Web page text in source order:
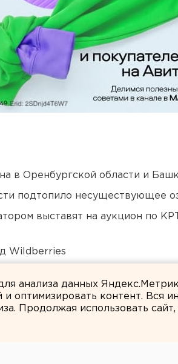
в Оренбургской области и
подтопило несуществующее
выставят на аукцион по
Wildberries
анализа данных
оптимизировать контент. Вся
Продолжая использовать